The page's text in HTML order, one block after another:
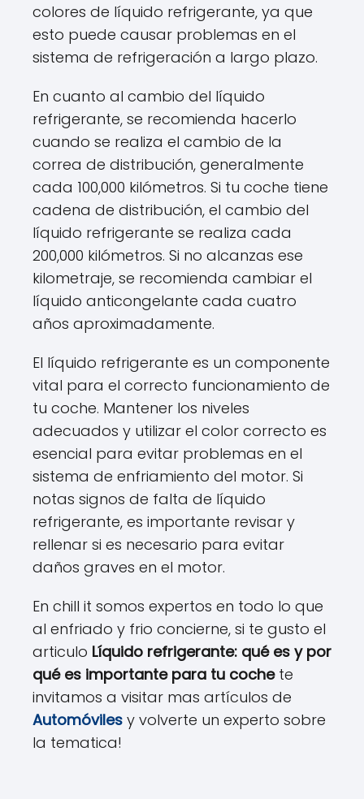
colores de líquido refrigerante, ya que
esto puede causar problemas en el
sistema de refrigeración a largo plazo.
En cuanto al cambio del líquido
refrigerante, se recomienda hacerlo
cuando se realiza el cambio de la
correa de distribución, generalmente
cada 100,000 kilómetros. Si tu coche tiene
cadena de distribución, el cambio del
líquido refrigerante se realiza cada
200,000 kilómetros. Si no alcanzas ese
kilometraje, se recomienda cambiar el
líquido anticongelante cada cuatro
años aproximadamente.
El líquido refrigerante es un componente
vital para el correcto funcionamiento de
tu coche. Mantener los niveles
adecuados y utilizar el color correcto es
esencial para evitar problemas en el
sistema de enfriamiento del motor. Si
notas signos de falta de líquido
refrigerante, es importante revisar y
rellenar si es necesario para evitar
daños graves en el motor.
En chill it somos expertos en todo lo que
al enfriado y frio concierne, si te gusto el
articulo Líquido refrigerante: qué es y por
qué es importante para tu cochete
invitamos a visitar mas artículos de
Automóviles y volverte un experto sobre
la tematica!